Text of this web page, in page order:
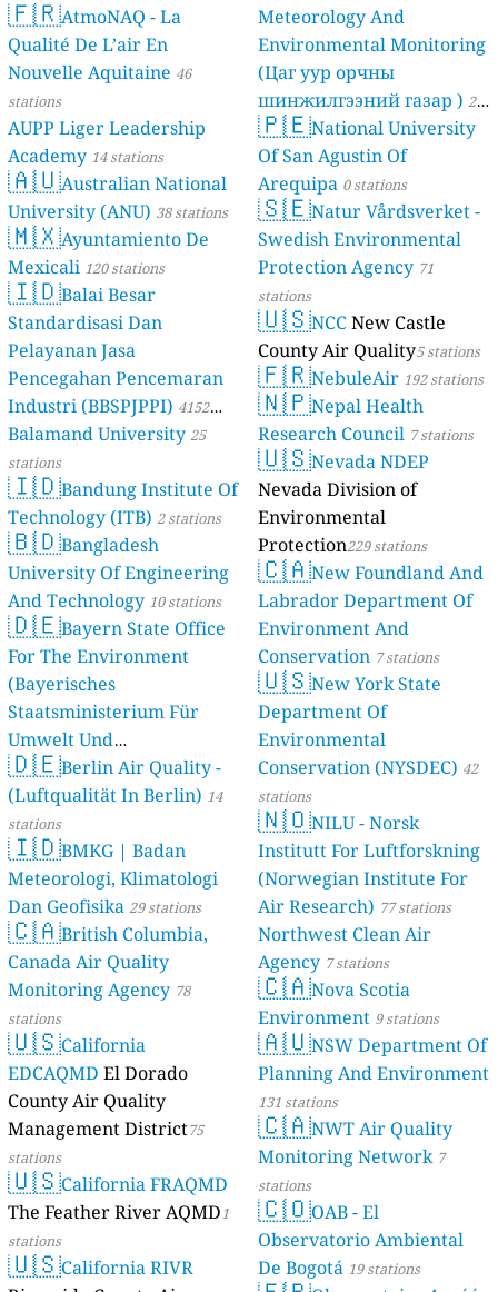
🇫🇷AtmoNAQ - La
Qualité De L’air En
Nouvelle Aquitaine 46
stations
AUPP Liger Leadership
Academy 14 stations
🇦🇺Australian National
University (ANU) 38 stations
🇲🇽Ayuntamiento De
Mexicali 120 stations
🇮🇩Balai Besar
Standardisasi Dan
Pelayanan Jasa
Pencegahan Pencemaran
Industri (BBSPJPPI) 4152
stations
Balamand University25
stations
🇮🇩Bandung Institute Of
Technology (ITB) 2 stations
🇧🇩Bangladesh
University Of Engineering
And Technology 10 stations
🇩🇪Bayern State Office
For The Environment
(Bayerisches
Staatsministerium Für
Umwelt Und
Verbraucherschutz) - LfU
46 stations
🇩🇪Berlin Air Quality -
(Luftqualität In Berlin) 14
stations
🇮🇩BMKG | Badan
Meteorologi, Klimatologi
Dan Geofisika 29 stations
🇨🇦British Columbia,
Canada Air Quality
Monitoring Agency 78
stations
🇺🇸California
EDCAQMD El Dorado
County Air Quality
Management District75
stations
🇺🇸California FRAQMD
The Feather River AQMD1
stations
🇺🇸California RIVR
Meteorology And
Environmental Monitoring
(Цаг уур орчны
шинжилгээний газар ) 21
stations
🇵🇪National University
Of San Agustin Of
Arequipa 0 stations
🇸🇪Natur Vårdsverket -
Swedish Environmental
Protection Agency 71
stations
🇺🇸NCCNew Castle
County Air Quality5 stations
🇫🇷NebuleAir 192 stations
🇳🇵Nepal Health
Research Council 7 stations
🇺🇸Nevada NDEP
Nevada Division of
Environmental
Protection229 stations
🇨🇦New Foundland And
Labrador Department Of
Environment And
Conservation 7 stations
🇺🇸New York State
Department Of
Environmental
Conservation (NYSDEC) 42
stations
🇳🇴NILU - Norsk
Institutt For Luftforskning
(Norwegian Institute For
Air Research) 77 stations
Northwest Clean Air
Agency 7 stations
🇨🇦Nova Scotia
Environment 9 stations
🇦🇺NSW Department Of
Planning And Environment
131 stations
🇨🇦NWT Air Quality
Monitoring Network 7
stations
🇨🇴OAB - El
Observatorio Ambiental
De Bogotá 19 stations